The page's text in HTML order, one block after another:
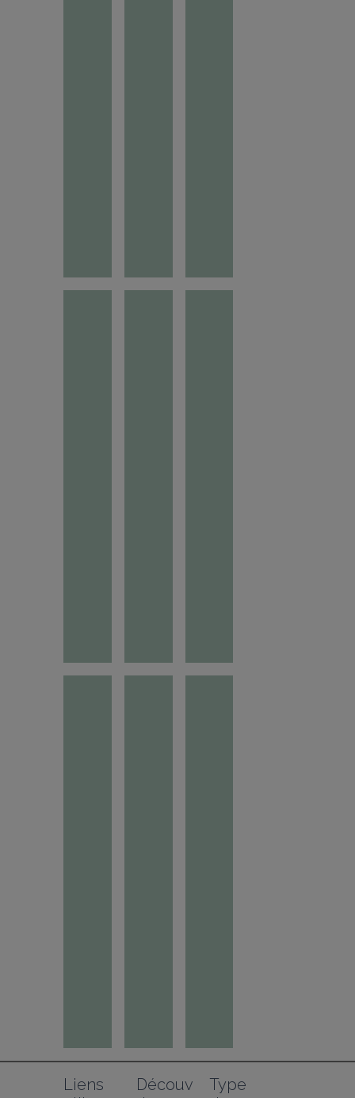
Liens
Découv
Type